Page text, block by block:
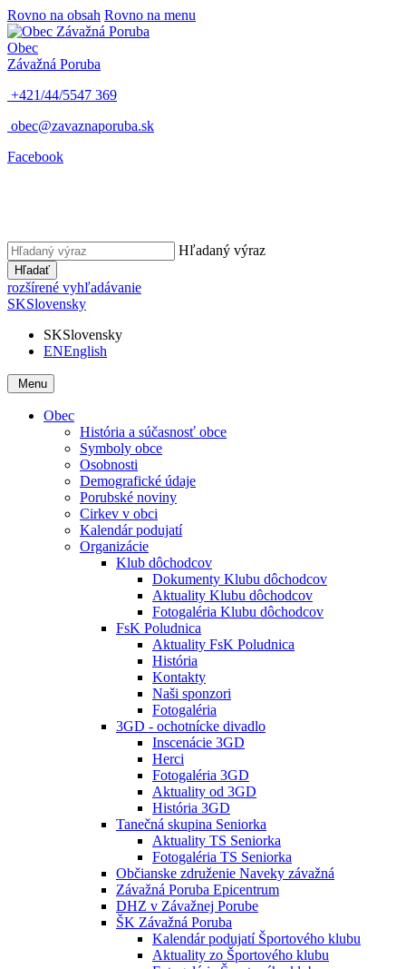
Rovno na obsah Rovno na menu
Obec
Závažná Poruba
+421/44/5547 369
obec@zavaznaporuba.sk
Facebook
Hľadaný výraz
Hľadať
rozšírené vyhľadávanie
SKSlovensky
SKSlovensky
ENEnglish
Menu
Obec
História a súčasnosť obce
Symboly obce
Osobnosti
Demografické údaje
Porubské noviny
Cirkev v obci
Kalendár podujatí
Organizácie
Klub dôchodcov
Dokumenty Klubu dôchodcov
Aktuality Klubu dôchodcov
Fotogaléria Klubu dôchodcov
FsK Poludnica
Aktuality FsK Poludnica
História
Kontakty
Naši sponzori
Fotogaléria
3GD - ochotnícke divadlo
Inscenácie 3GD
Herci
Fotogaléria 3GD
Aktuality od 3GD
História 3GD
Tanečná skupina Seniorka
Aktuality TS Seniorka
Fotogaléria TS Seniorka
Občianske združenie Naveky závažná
Závažná Poruba Epicentrum
DHZ v Závažnej Porube
ŠK Závažná Poruba
Kalendár podujatí Športového klubu
Aktuality zo Športového klubu